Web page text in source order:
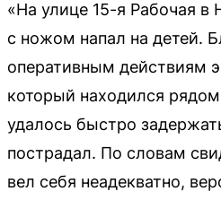
«На улице 15-я Рабочая в
с ножом напал на детей.
оперативным действиям
который находился
удалось быстро
пострадал. По словам
вел себя неадекватно,